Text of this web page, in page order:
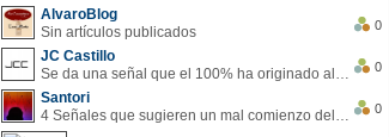
AlvaroBlog
Sin artículos publicados
0
JC Castillo
Se da una señal que el 100% ha originado alzas en las bolsas
0
Santori
4 Señales que sugieren un mal comienzo del 3T de la economía EEUU
0